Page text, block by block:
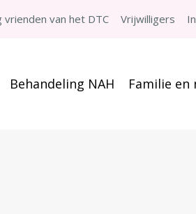
vrienden van het DTC Vrijwilligers
Behandeling NAH Familie en